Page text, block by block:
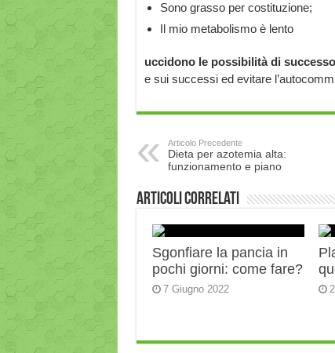
Sono grasso per costituzione;
Il mio metabolismo è lento
uccidono le possibilità di successo
e sui successi ed evitare
Articolo Precedente
Dieta per azotemia alta:
funzionamento e piano
Articoli correlati
Sgonfiare la pancia in
pochi giorni: come fare?
7 Giugno 2022